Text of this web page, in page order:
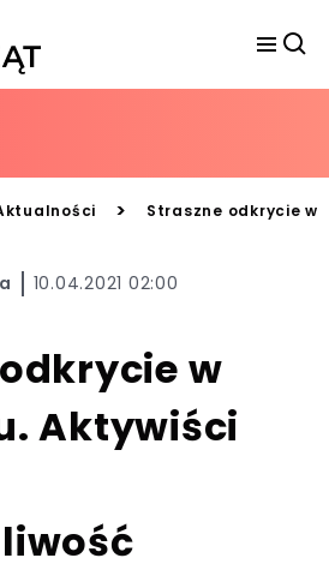
> Straszne odkrycie w
10.04.2021 02:00
w
Aktywiści